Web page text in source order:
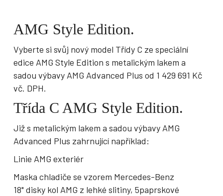
AMG Style Edition.
Vyberte si svůj nový model Třídy C ze speciální
edice AMG Style Edition s metalickým lakem a
sadou výbavy AMG Advanced Plus od 1 429 691 Kč
vč. DPH.
Třída C AMG Style Edition.
Již s metalickým lakem a sadou výbavy AMG
Advanced Plus zahrnující například:
Linie AMG exteriér
Maska chladiče se vzorem Mercedes-Benz
18" disky kol AMG z lehké slitiny, 5paprskové